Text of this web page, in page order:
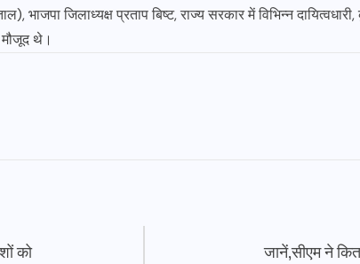
भाजपा जिलाध्यक्ष प्रताप बिष्ट, राज्य सरकार में विभिन्न
थे।
को
जानें,सीएम ने